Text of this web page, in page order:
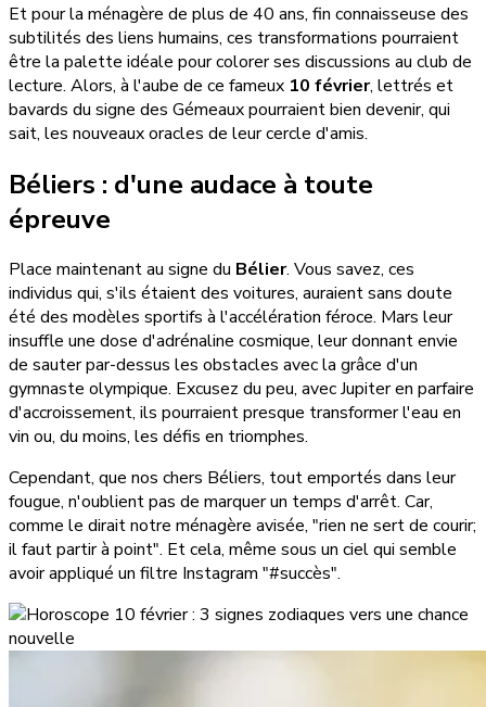
Et pour la ménagère de plus de 40 ans, fin connaisseuse des
subtilités des liens humains, ces transformations pourraient
être la palette idéale pour colorer ses discussions au club de
lecture. Alors, à l'aube de ce fameux 10 février, lettrés et
bavards du signe des Gémeaux pourraient bien devenir, qui
sait, les nouveaux oracles de leur cercle d'amis.
Béliers : d'une audace à toute
épreuve
Place maintenant au signe du Bélier. Vous savez, ces
individus qui, s'ils étaient des voitures, auraient sans doute
été des modèles sportifs à l'accélération féroce. Mars leur
insuffle une dose d'adrénaline cosmique, leur donnant envie
de sauter par-dessus les obstacles avec la grâce d'un
gymnaste olympique. Excusez du peu, avec Jupiter en parfaire
d'accroissement, ils pourraient presque transformer l'eau en
vin ou, du moins, les défis en triomphes.
Cependant, que nos chers Béliers, tout emportés dans leur
fougue, n'oublient pas de marquer un temps d'arrêt. Car,
comme le dirait notre ménagère avisée, "rien ne sert de courir;
il faut partir à point". Et cela, même sous un ciel qui semble
avoir appliqué un filtre Instagram "#succès".